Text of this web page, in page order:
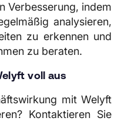
Verbesserung, indem
analysieren,
zu erkennen und
zu beraten.
voll aus
mit Welyft
Kontaktieren Sie